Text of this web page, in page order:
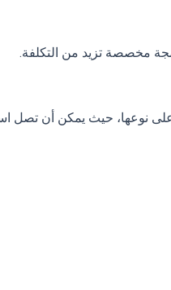
مخصصة تزيد من التكلفة.
الاستضافة بناءً على نوعها، حيث يمكن أن